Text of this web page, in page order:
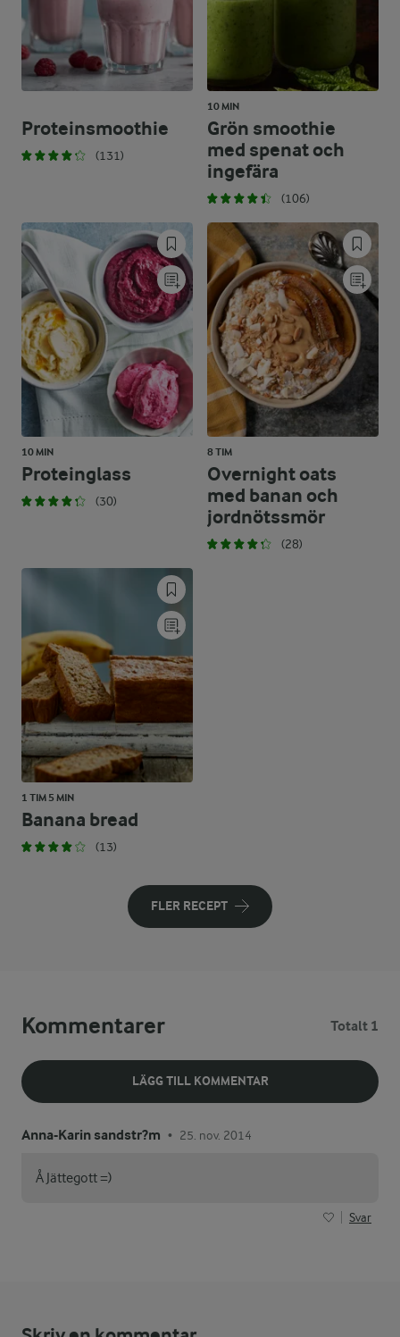
Proteinsmoothie
(131)
10 MIN
Grön smoothie
med spenat och
ingefära
(106)
10 MIN
Proteinglass
(30)
8 TIM
Overnight oats
med banan och
jordnötssmör
(28)
1 TIM 5 MIN
Banana bread
(13)
FLER RECEPT
Kommentarer Totalt 1
LÄGG TILL KOMMENTAR
Anna-Karin sandstr?m • 25. nov. 2014
Å Jättegott =)
Svar